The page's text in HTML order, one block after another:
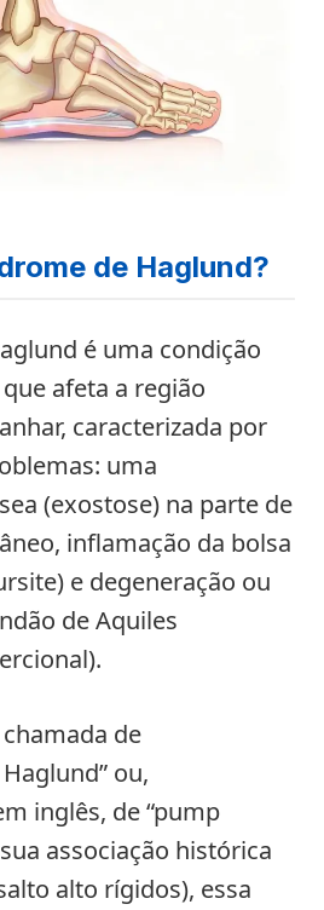
de Haglund?
é uma condição
afeta a região
caracterizada por
uma
(exostose) na parte de
inflamação da bolsa
e degeneração ou
de Aquiles
de
ou,
inglês, de “pump
associação histórica
alto rígidos), essa